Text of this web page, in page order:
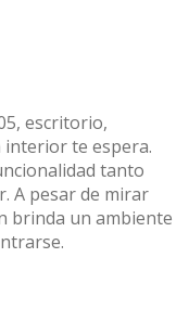
escritorio,
interior te espera.
tanto
A pesar de mirar
brinda un ambiente